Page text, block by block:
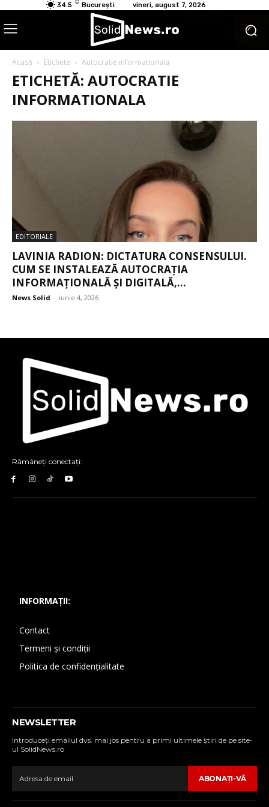
34.5 C București vineri, august 7, 2026
Acasă Etichete Autocratie informationala
ETICHETĂ: AUTOCRATIE
INFORMATIONALA
EDITORIALE
LAVINIA RADION: DICTATURA CONSENSULUI.
CUM SE INSTALEAZĂ AUTOCRAȚIA
INFORMAȚIONALĂ ȘI DIGITALĂ,...
News Solid - iunie 4, 2026
Rămâneți conectați:
INFORMAȚII:
Contact
Termeni și condiții
Politica de confidențialitate
NEWSLETTER
Introduceţi emailul dvs. mai jos pentru a primi ultimele ştiri de pe site-
ul SolidNews.ro
ABONAŢI-VĂ